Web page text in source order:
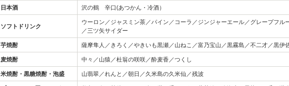
日本酒 沢の鶴 辛口(あつかん・冷酒）
ソフトドリンク
ウーロン／ジャスミン茶／パイン／コーラ／ジンジャーエール／グレープフル
／三ツ矢サイダー
芋焼酎 薩摩隼人／きろく／やきいも黒瀬／山ねこ／富乃宝山／黒霧島／不二才／黒伊
麦焼酎 中々／山猿／杜翁の咲咲／酔麦香／つくし
米焼酎・黒糖焼酎・泡盛 山翡翠／れんと／朝日／久米島の久米仙／残波